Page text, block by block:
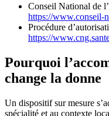
Conseil National de
https://www.conseil-
Procédure
https://
Pourquoi
change la donne
Un dispositif sur mesure
spécialité et au contexte